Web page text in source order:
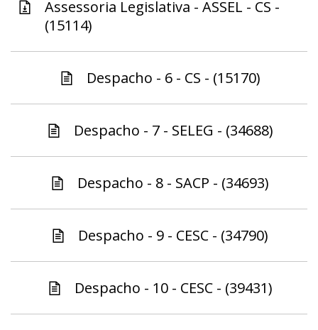
Assessoria Legislativa - ASSEL - CS -
(15114)
Despacho - 6 - CS - (15170)
Despacho - 7 - SELEG - (34688)
Despacho - 8 - SACP - (34693)
Despacho - 9 - CESC - (34790)
Despacho - 10 - CESC - (39431)